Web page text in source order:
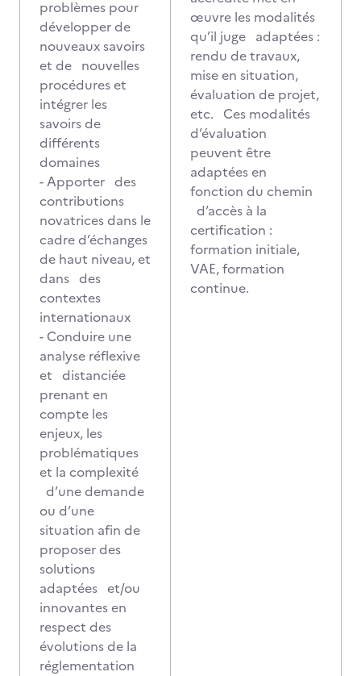
problèmes pour
développer de
nouveaux savoirs
et de nouvelles
procédures et
intégrer les
savoirs de
différents
domaines
- Apporter des
contributions
novatrices dans le
cadre d’échanges
de haut niveau, et
dans des
contextes
internationaux
- Conduire une
analyse réflexive
et distanciée
prenant en
compte les
enjeux, les
problématiques
et la complexité
d’une demande
ou d’une
situation afin de
proposer des
solutions
adaptées et/ou
innovantes en
respect des
évolutions de la
réglementation
œuvre les modalités
qu’il juge adaptées :
rendu de travaux,
mise en situation,
évaluation de projet,
etc. Ces modalités
d’évaluation
peuvent être
adaptées en
fonction du chemin
d’accès à la
certification :
formation initiale,
VAE, formation
continue.